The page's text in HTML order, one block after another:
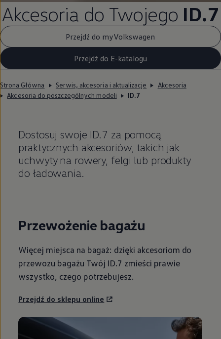
Akcesoria do Twojego ID.7
Przejdź do myVolkswagen
Przejdź do E-katalogu
Strona Główna Serwis, akcesoria i aktualizacje
Akcesoria
Akcesoria do poszczególnych modeli
ID.7
Dostosuj swoje ID.7 za pomocą
praktycznych akcesoriów, takich jak
uchwyty na rowery, felgi lub produkty
do ładowania.
Przewożenie bagażu
Więcej miejsca na bagaż: dzięki akcesoriom do
przewozu bagażu Twój ID.7 zmieści prawie
wszystko, czego potrzebujesz.
Przejdź do sklepu online